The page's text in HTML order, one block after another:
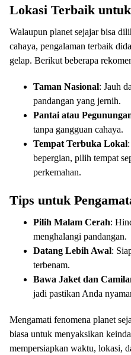
Lokasi Terbaik
Walaupun planet sejajar bisa
cahaya, pengalaman terbaik
gelap. Berikut beberapa
Taman Nasional: Jauh
pandangan yang jernih.
Pantai atau
tanpa gangguan cahaya.
Tempat Terbuka Lokal
bepergian, pilih tempat
perkemahan.
Tips untuk
Pilih Malam Cerah:
menghalangi pandangan.
Datang Lebih Awal:
terbenam.
Bawa Jaket dan
jadi pastikan Anda
Mengamati fenomena planet
biasa untuk menyaksikan
mempersiapkan waktu, lokasi,